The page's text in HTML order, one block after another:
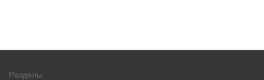
Разделы